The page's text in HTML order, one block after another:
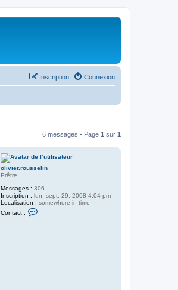
Connexion
Inscription
6 messages • Page 1 sur 1
olivier.rousselin
Prêtre
Messages : 306
Inscription : lun. sept. 29, 2008 4:04 pm
Localisation : somewhere in time
Contact :